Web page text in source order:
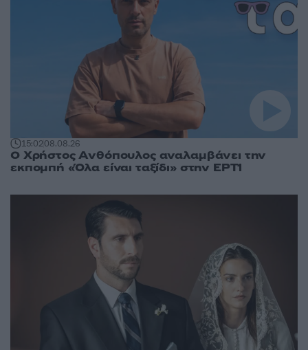
15:0208.08.26
Ο Χρήστος Ανθόπουλος αναλαμβάνει την
εκπομπή «Όλα είναι ταξίδι» στην ΕΡΤ1